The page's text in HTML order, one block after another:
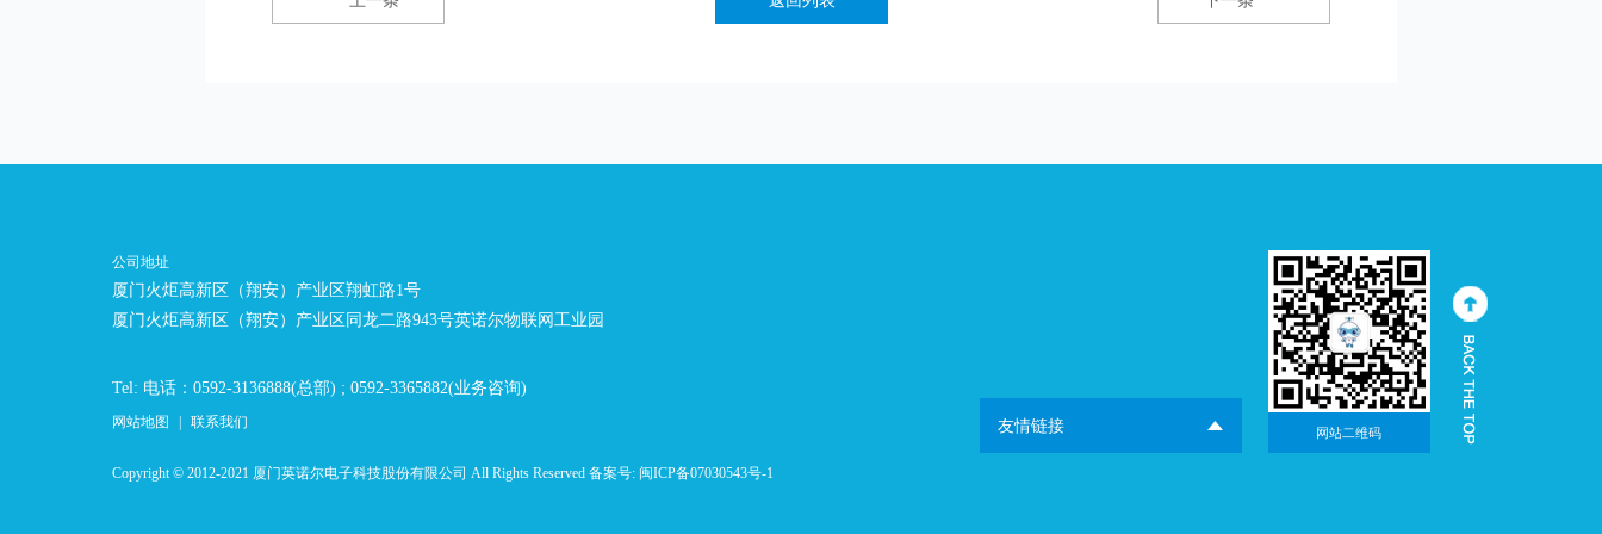
公司地址
厦门火炬高新区（翔安）产业区翔虹路1号
厦门火炬高新区（翔安）产业区同龙二路943号英诺尔物联网工业园
Tel: 电话：0592-3136888(总部) ; 0592-3365882(业务咨询)
网站地图 联系我们
Copyright © 2012-2021 厦门英诺尔电子科技股份有限公司 All Rights Reserved 备案号:闽ICP备07030543号-1
网站二维码
友情链接